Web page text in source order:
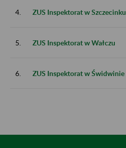
4. ZUS Inspektorat w Szczecinku
5. ZUS Inspektorat w Wałczu
6. ZUS Inspektorat w Świdwinie